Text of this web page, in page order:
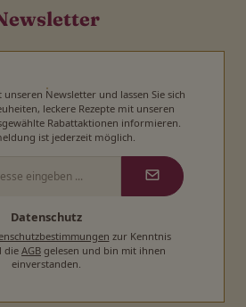
Newsletter und lassen Sie sich
leckere Rezepte mit unseren
Rabattaktionen informieren.
ist jederzeit möglich.
Datenschutz
zur Kenntnis
die AGB gelesen und bin mit ihnen
einverstanden.